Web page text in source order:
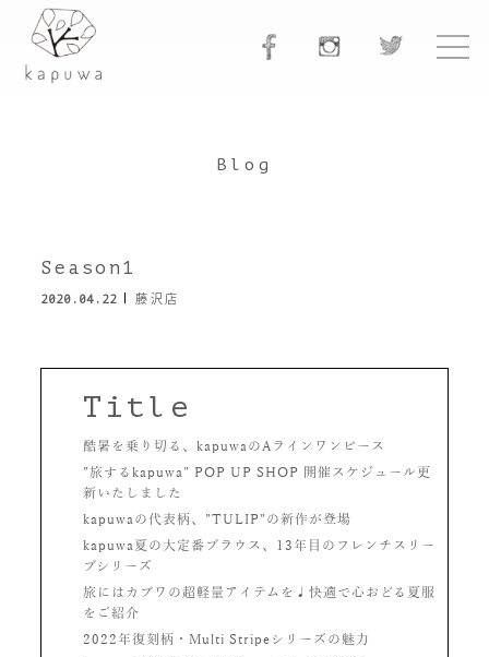
Blog
Season1
2020.04.22 藤沢店
Title
酷暑を乗り切る、kapuwaのAラインワンピース
”旅するkapuwa” POP UP SHOP 開催スケジュール更
新いたしました
kapuwaの代表柄、”TULIP”の新作が登場
kapuwa夏の大定番ブラウス、13年目のフレンチスリー
ブシリーズ
旅にはカプワの超軽量アイテムを♩快適で心おどる夏服
をご紹介
2022年復刻柄・Multi Stripeシリーズの魅力